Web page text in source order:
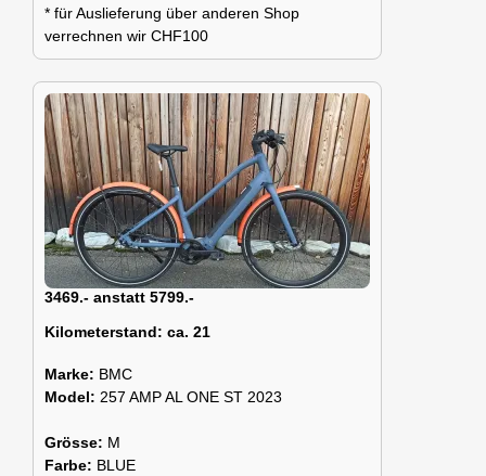
* für Auslieferung über anderen Shop
verrechnen wir CHF100
3469.- anstatt 5799.-
Kilometerstand: ca. 21
Marke: BMC
Model: 257 AMP AL ONE ST 2023
Grösse: M
Farbe: BLUE